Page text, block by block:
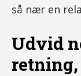
så nær en
Udvid
retning,